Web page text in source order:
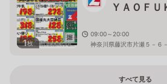
1枚
ＹＡＯＦＵ
09:00～20:00
神奈川県藤沢市片瀬５－６
すべて見る